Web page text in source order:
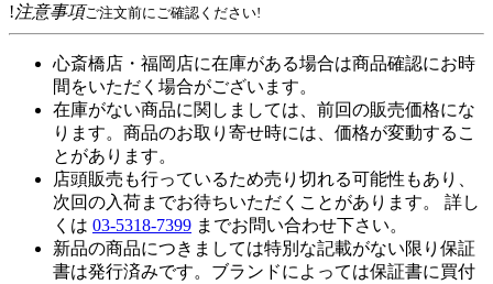
!注意事項ご注文前にご確認ください!
心斎橋店・福岡店に在庫がある場合は商品確認にお時
間をいただく場合がございます。
在庫がない商品に関しましては、前回の販売価格にな
ります。商品のお取り寄せ時には、価格が変動するこ
とがあります。
店頭販売も行っているため売り切れる可能性もあり、
次回の入荷までお待ちいただくことがあります。 詳し
くは 03-5318-7399 までお問い合わせ下さい。
新品の商品につきましては特別な記載がない限り保証
書は発行済みです。ブランドによっては保証書に買付